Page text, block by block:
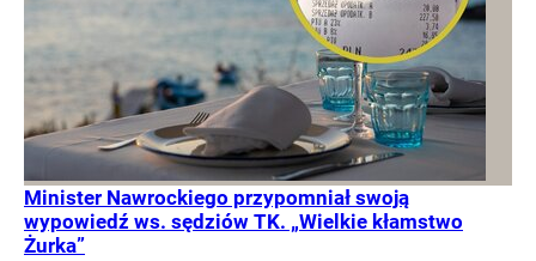
Minister Nawrockiego przypomniał swoją
wypowiedź ws. sędziów TK. „Wielkie kłamstwo
Żurka”